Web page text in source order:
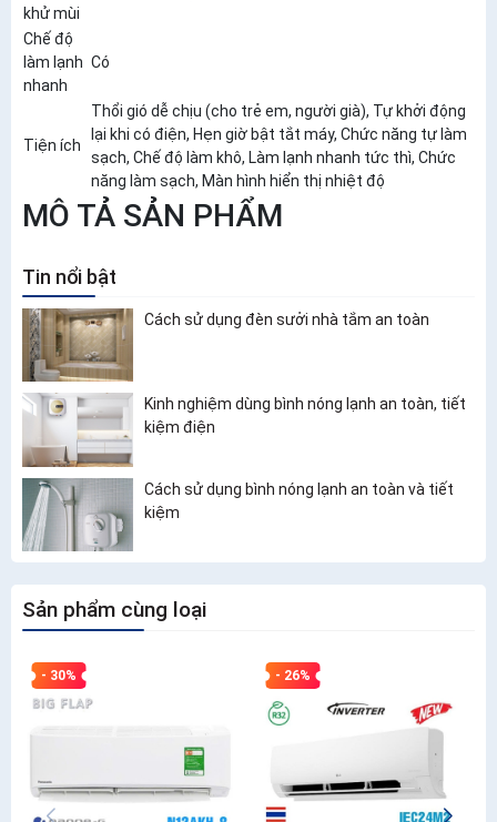
khử mùi
Chế độ
làm lạnh
nhanh
Có
Tiện ích
Thổi gió dễ chịu (cho trẻ em, người già), Tự khởi động
lại khi có điện, Hẹn giờ bật tắt máy, Chức năng tự làm
sạch, Chế độ làm khô, Làm lạnh nhanh tức thì, Chức
năng làm sạch, Màn hình hiển thị nhiệt độ
MÔ TẢ SẢN PHẨM
Tin nổi bật
Cách sử dụng đèn sưởi nhà tắm an toàn
Kinh nghiệm dùng bình nóng lạnh an toàn, tiết
kiệm điện
Cách sử dụng bình nóng lạnh an toàn và tiết
kiệm
Sản phẩm cùng loại
- 30% - 26%